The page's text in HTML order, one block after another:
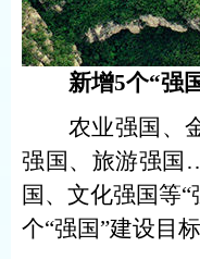
新增5个“强
农业强国、
强国、旅游强
国、文化强国等
个“强国”建设目